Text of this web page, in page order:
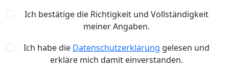
Ich bestätige die Richtigkeit und Vollständigkeit
meiner Angaben.
Ich habe die Datenschutzerklärung gelesen und
erkläre mich damit einverstanden.